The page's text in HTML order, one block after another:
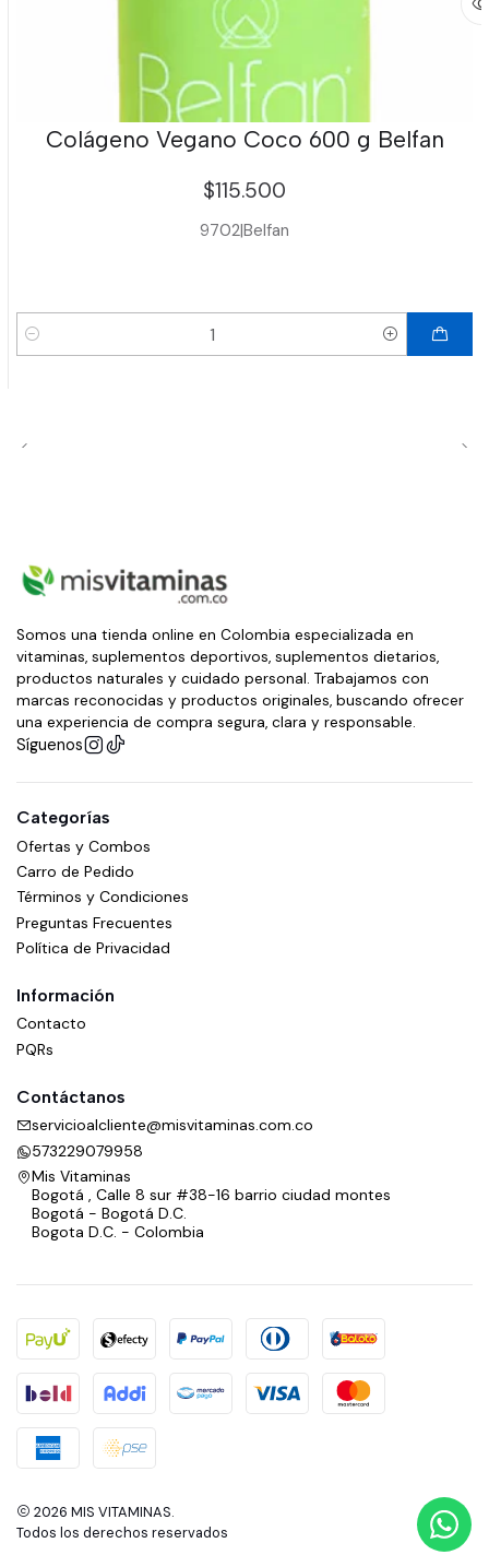
Colágeno Vegano Coco 600 g Belfan
$115.500
9702|Belfan
Cantidad
Somos una tienda online en Colombia especializada en
vitaminas, suplementos deportivos, suplementos dietarios,
productos naturales y cuidado personal. Trabajamos con
marcas reconocidas y productos originales, buscando ofrecer
una experiencia de compra segura, clara y responsable.
Síguenos
Categorías
Ofertas y Combos
Carro de Pedido
Términos y Condiciones
Preguntas Frecuentes
Política de Privacidad
Información
Contacto
PQRs
Contáctanos
servicioalcliente@misvitaminas.com.co
573229079958
Mis Vitaminas
Bogotá , Calle 8 sur #38-16 barrio ciudad montes
Bogotá - Bogotá D.C.
Bogota D.C. - Colombia
2026 MIS VITAMINAS.
Todos los derechos reservados